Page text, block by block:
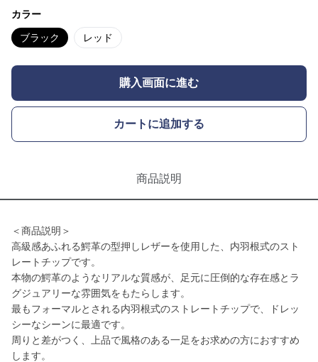
カラー
ブラック レッド
購入画面に進む
カートに追加する
商品説明
＜商品説明＞
高級感あふれる鰐革の型押しレザーを使用した、内羽根式のスト
レートチップです。
本物の鰐革のようなリアルな質感が、足元に圧倒的な存在感とラ
グジュアリーな雰囲気をもたらします。
最もフォーマルとされる内羽根式のストレートチップで、ドレッ
シーなシーンに最適です。
周りと差がつく、上品で風格のある一足をお求めの方におすすめ
します。